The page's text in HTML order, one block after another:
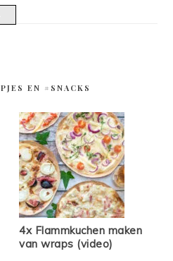
EN #SNACKS
4x Flammkuchen maken
van wraps (video)